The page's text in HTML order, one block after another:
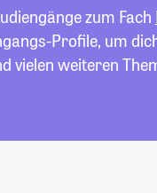
zum Fach
Profile, um
vielen weiteren